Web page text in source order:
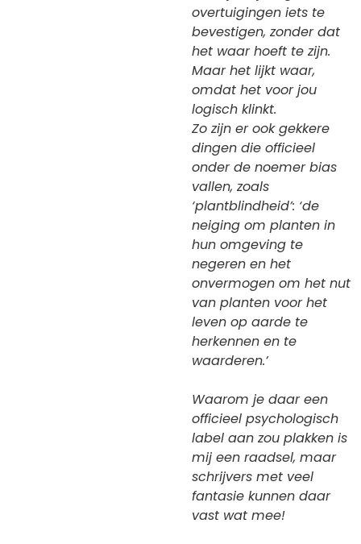
overtuigingen iets te
bevestigen, zonder dat
het waar hoeft te zijn.
Maar het lijkt waar,
omdat het voor jou
logisch klinkt.
Zo zijn er ook gekkere
dingen die officieel
onder de noemer bias
vallen, zoals
‘plantblindheid’: ‘de
neiging om planten in
hun omgeving te
negeren en het
onvermogen om het nut
van planten voor het
leven op aarde te
herkennen en te
waarderen.’
Waarom je daar een
officieel psychologisch
label aan zou plakken is
mij een raadsel, maar
schrijvers met veel
fantasie kunnen daar
vast wat mee!